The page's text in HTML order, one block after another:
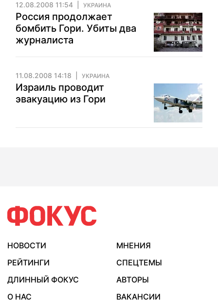
12.08.2008 11:54 УКРАИНА
Россия продолжает
бомбить Гори. Убиты два
журналиста
11.08.2008 14:18 УКРАИНА
Израиль проводит
эвакуацию из Гори
НОВОСТИ
МНЕНИЯ
РЕЙТИНГИ
СПЕЦТЕМЫ
ДЛИННЫЙ ФОКУС
АВТОРЫ
О НАС
ВАКАНСИИ